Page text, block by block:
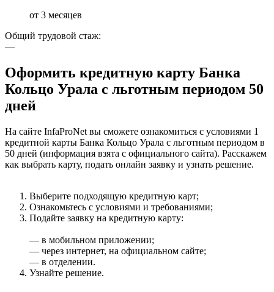
от 3 месяцев
Общий трудовой стаж:
—
Оформить кредитную карту Банка
Кольцо Урала с льготным периодом 50
дней
На сайте InfaProNet вы сможете ознакомиться с условиями 1
кредитной карты Банка Кольцо Урала с льготным периодом в
50 дней (информация взята с официального сайта). Расскажем
как выбрать карту, подать онлайн заявку и узнать решение.
Выберите подходящую кредитную карт;
Ознакомьтесь с условиями и требованиями;
Подайте заявку на кредитную карту:
— в мобильном приложении;
— через интернет, на официальном сайте;
— в отделении.
Узнайте решение.